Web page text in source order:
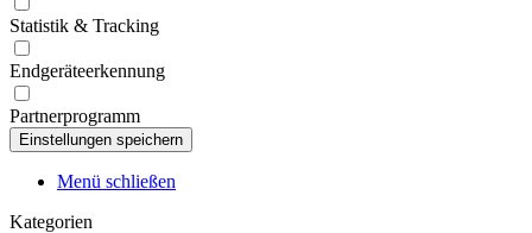
Statistik & Tracking
Endgeräteerkennung
Partnerprogramm
Menü schließen
Kategorien